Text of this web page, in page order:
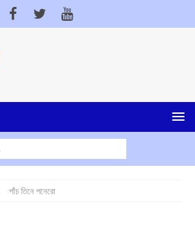
পাঁচ তিনে পনেরো